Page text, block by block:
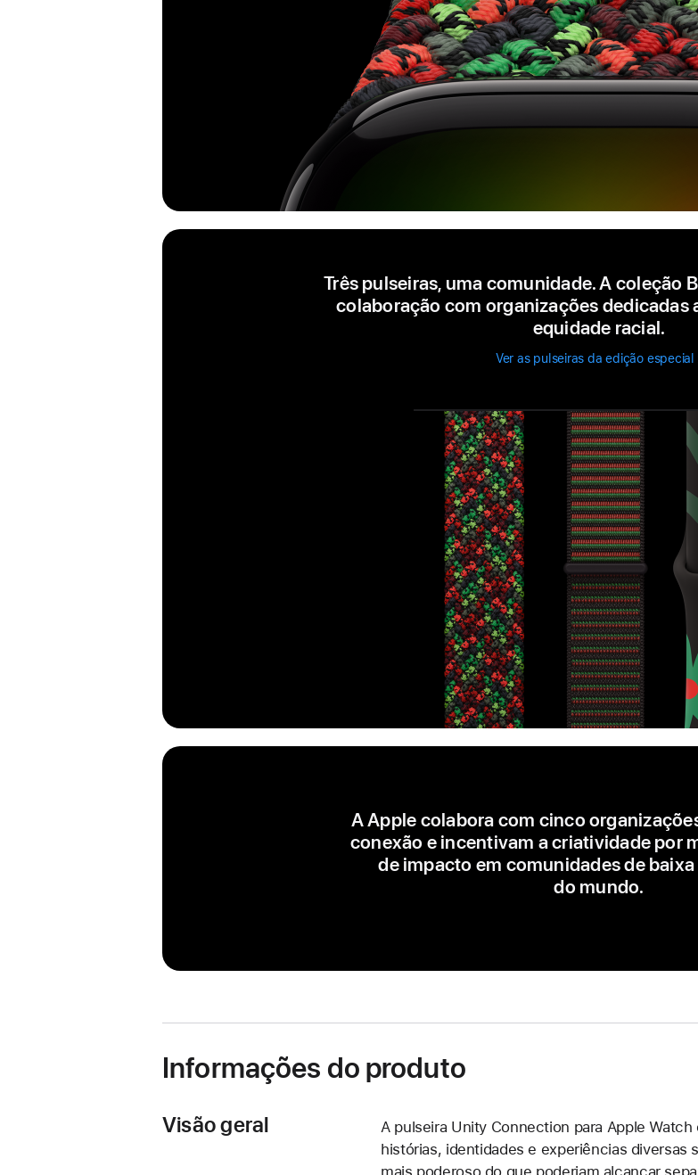
Três pulseiras, uma comunidade. A coleção
colaboração com organizações dedicadas
equidade racial.
Ver as pulseiras da edição especial
A Apple colabora com cinco
conexão e incentivam a criatividade por
de impacto em comunidades de
do mundo.
Informações do produto
Visão geral
A pulseira Unity Connection para Apple
histórias, identidades e experiências
mais poderoso do que poderiam alcançar